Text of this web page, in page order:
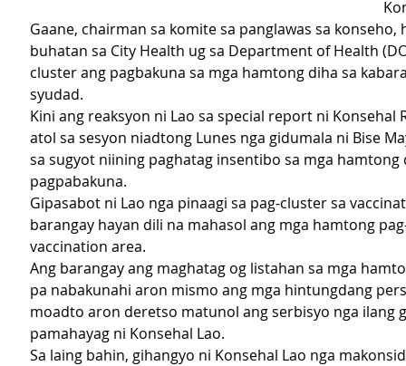
Gaane, chairman sa komite sa panglawas sa
buhatan sa City Health ug sa Department of Health
cluster ang pagbakuna sa mga hamtong diha sa
syudad.
Kini ang reaksyon ni Lao sa special report ni Konsehal
atol sa sesyon niadtong Lunes nga gidumala ni Bise
sa sugyot niining paghatag insentibo sa mga
pagpabakuna.
Gipasabot ni Lao nga pinaagi sa pag-cluster sa
barangay hayan dili na mahasol ang mga hamtong
vaccination area.
Ang barangay ang maghatag og listahan sa mga
pa nabakunahi aron mismo ang mga hintungdang
moadto aron deretso matunol ang serbisyo nga ilang
pamahayag ni Konsehal Lao.
Sa laing bahin, gihangyo ni Konsehal Lao nga